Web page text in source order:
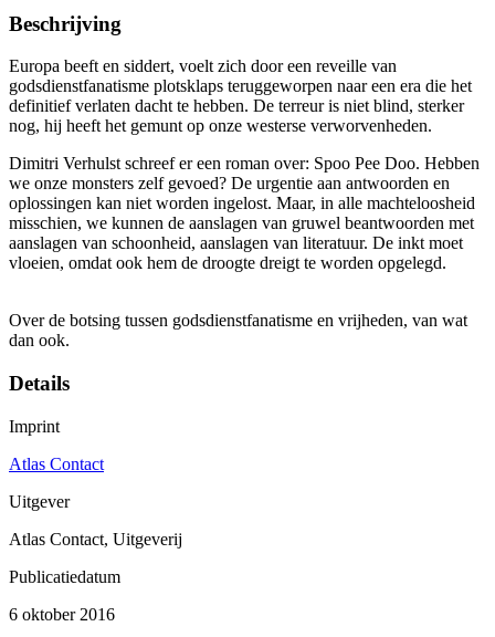
Beschrijving
Europa beeft en siddert, voelt zich door een reveille van
godsdienstfanatisme plotsklaps teruggeworpen naar een era die het
definitief verlaten dacht te hebben. De terreur is niet blind, sterker
nog, hij heeft het gemunt op onze westerse verworvenheden.
Dimitri Verhulst schreef er een roman over: Spoo Pee Doo. Hebben
we onze monsters zelf gevoed? De urgentie aan antwoorden en
oplossingen kan niet worden ingelost. Maar, in alle machteloosheid
misschien, we kunnen de aanslagen van gruwel beantwoorden met
aanslagen van schoonheid, aanslagen van literatuur. De inkt moet
vloeien, omdat ook hem de droogte dreigt te worden opgelegd.
Over de botsing tussen godsdienstfanatisme en vrijheden, van wat
dan ook.
Details
Imprint
Atlas Contact
Uitgever
Atlas Contact, Uitgeverij
Publicatiedatum
6 oktober 2016